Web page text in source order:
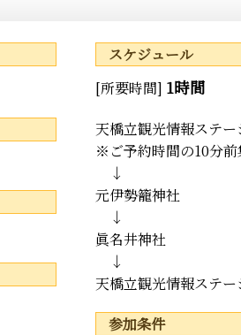
スケジュール
[所要時間] 1時間
天橋立観光情報ステ
※ご予約時間の10分前
↓
元伊勢籠神社
↓
眞名井神社
↓
天橋立観光情報ステ
参加条件